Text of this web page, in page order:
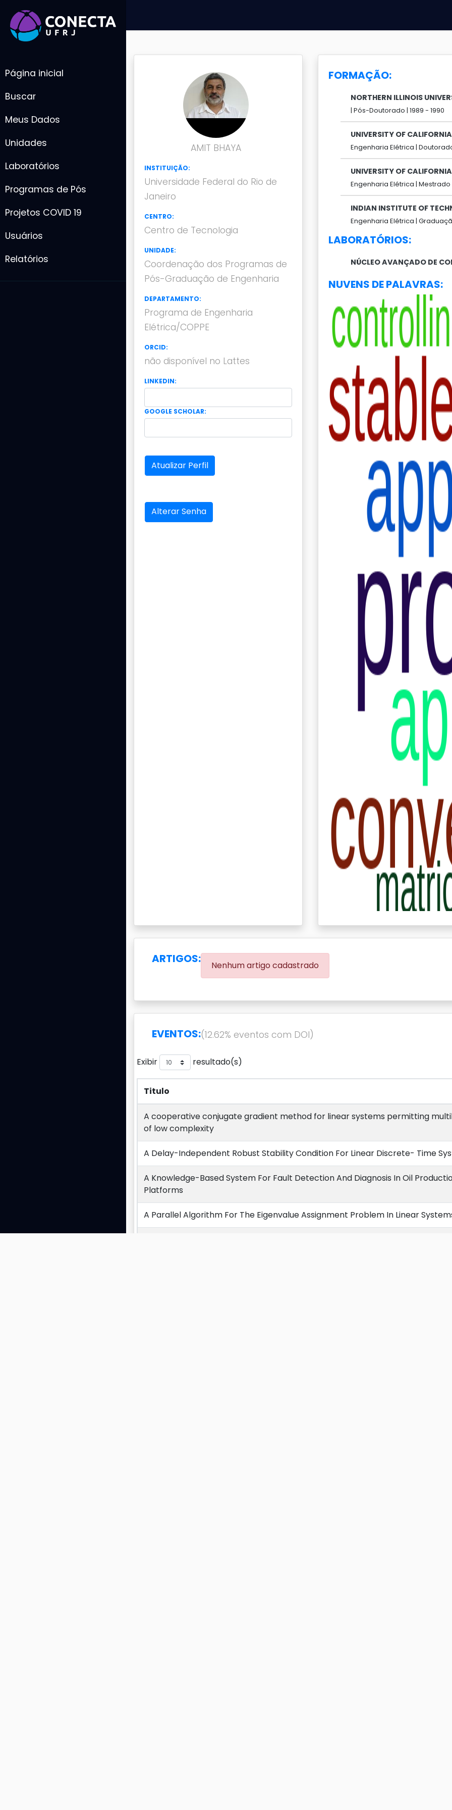
Página inicial
Buscar
Meus Dados
Unidades
Laboratórios
Programas de Pós
Projetos COVID 19
Usuários
Relatórios
AMIT BHAYA
INSTITUIÇÃO:
Universidade Federal do Rio de
Janeiro
CENTRO:
Centro de Tecnologia
UNIDADE:
Coordenação dos Programas de
Pós-Graduação de Engenharia
DEPARTAMENTO:
Programa de Engenharia
Elétrica/COPPE
ORCID:
não disponível no Lattes
LINKEDIN:
GOOGLE SCHOLAR:
Atualizar Perfil
Alterar Senha
FORMAÇÃO:
NORTHERN ILLINOIS
| Pós-Doutorado | 1989 - 1990
UNIVERSITY OF
Engenharia Elétrica |
UNIVERSITY OF
Engenharia Elétrica | Mestrado
INDIAN INSTITUTE OF
Engenharia Elétrica |
LABORATÓRIOS:
NÚCLEO AVANÇADO DE
NUVENS DE PALAVRAS:
ARTIGOS: Nenhum artigo cadastrado
EVENTOS:(12.62% eventos com DOI)
Exibir resultado(s)
Titulo
A cooperative conjugate gradient method for linear systems permitting
of low complexity
A Delay-Independent Robust Stability Condition For Linear Discrete- Time
A Knowledge-Based System For Fault Detection And Diagnosis In Oil
Platforms
A Parallel Algorithm For The Eigenvalue Assignment Problem In Linear